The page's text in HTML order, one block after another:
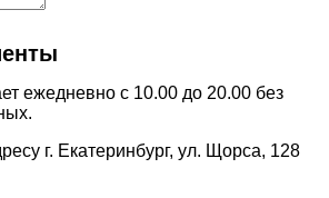
ежедневно с 10.00 до 20.00 без
г. Екатеринбург, ул. Щорса, 128